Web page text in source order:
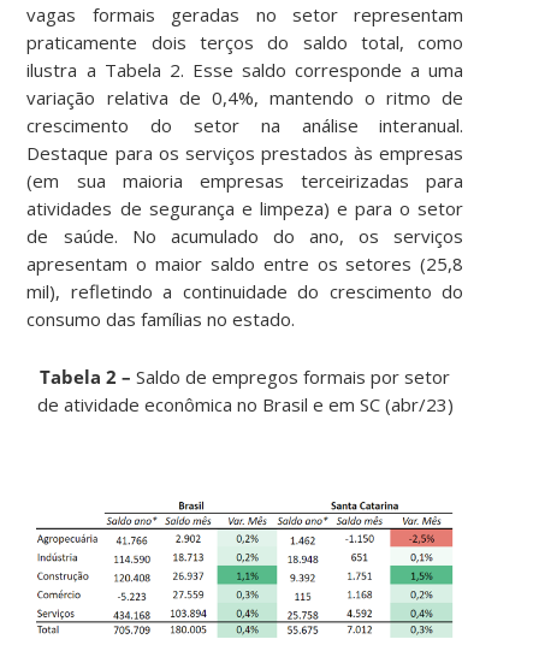
vagas formais geradas no setor representam
praticamente dois terços do saldo total, como
ilustra a Tabela 2. Esse saldo corresponde a uma
variação relativa de 0,4%, mantendo o ritmo de
crescimento do setor na análise interanual.
Destaque para os serviços prestados às empresas
(em sua maioria empresas terceirizadas para
atividades de segurança e limpeza) e para o setor
de saúde. No acumulado do ano, os serviços
apresentam o maior saldo entre os setores (25,8
mil), refletindo a continuidade do crescimento do
consumo das famílias no estado.
Tabela 2 –Saldo de empregos formais por setor
de atividade econômica no Brasil e em SC (abr/23)